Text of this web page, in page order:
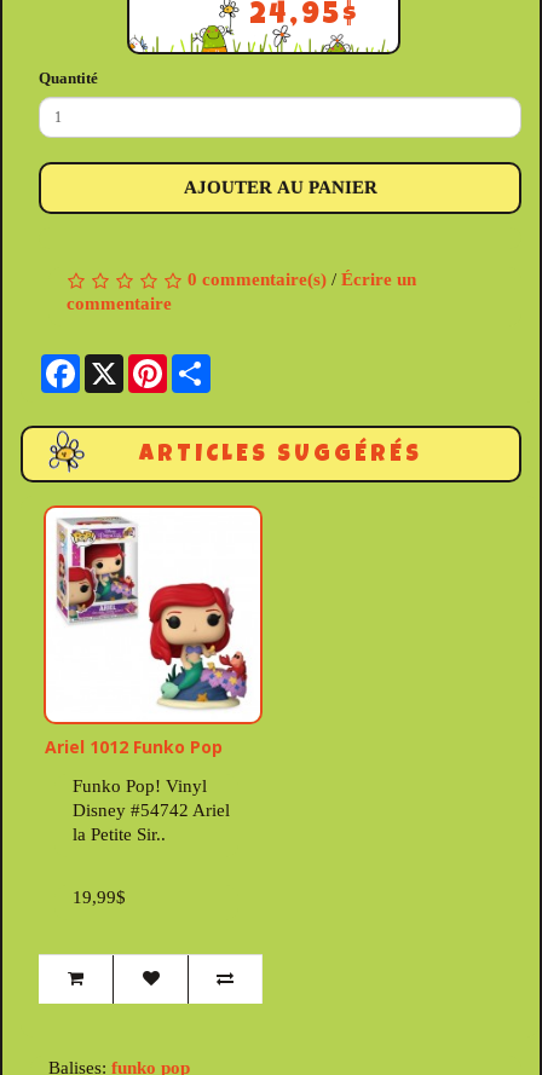
24,95$
Quantité
AJOUTER AU PANIER
0 commentaire(s) / Écrire un
commentaire
Facebook
X Pinterest
ARTICLES SUGGÉRÉS
Ariel 1012 Funko Pop
Funko Pop! Vinyl
Disney #54742 Ariel
la Petite Sir..
19,99$
Balises: funko pop